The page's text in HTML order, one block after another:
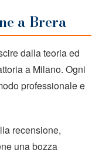
a Brera
dalla teoria ed
a Milano. Ogni
professionale e
recensione,
una bozza